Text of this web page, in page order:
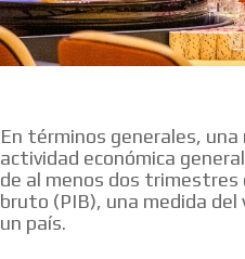
En términos generales, una
actividad económica
de al menos dos
bruto (PIB), una medida del
un país.